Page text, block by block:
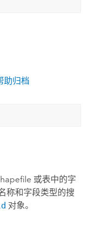
助归档
或表中的字
称和字段类型的搜
对象。